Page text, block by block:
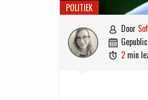
POLITIEK
 door

 2 min